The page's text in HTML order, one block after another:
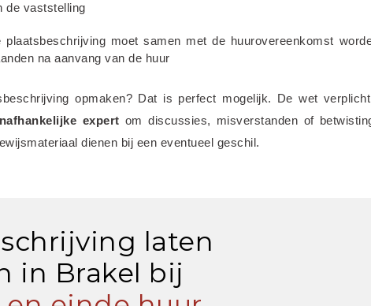
de vaststelling
plaatsbeschrijving moet samen met de huurovereenkomst
na aanvang van de huur
opmaken? Dat is perfect mogelijk. De wet
expert om discussies, misverstanden of
dienen bij een eventueel geschil.
laten
in Brakel bij